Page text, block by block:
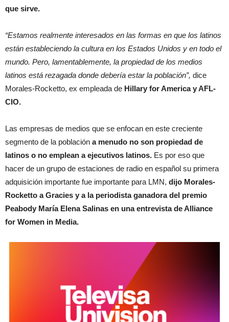
que sirve.
“Estamos realmente interesados ​​en las formas en que los latinos
están estableciendo la cultura en los Estados Unidos y en todo el
mundo. Pero, lamentablemente, la propiedad de los medios
latinos está rezagada donde debería estar la población”, dice
Morales-Rocketto, ex empleada de Hillary for America y AFL-
CIO.
Las empresas de medios que se enfocan en este creciente
segmento de la población a menudo no son propiedad de
latinos o no emplean a ejecutivos latinos. Es por eso que
hacer de un grupo de estaciones de radio en español su primera
adquisición importante fue importante para LMN, dijo Morales-
Rocketto a Gracies y a la periodista ganadora del premio
Peabody María Elena Salinas en una entrevista de Alliance
for Women in Media.